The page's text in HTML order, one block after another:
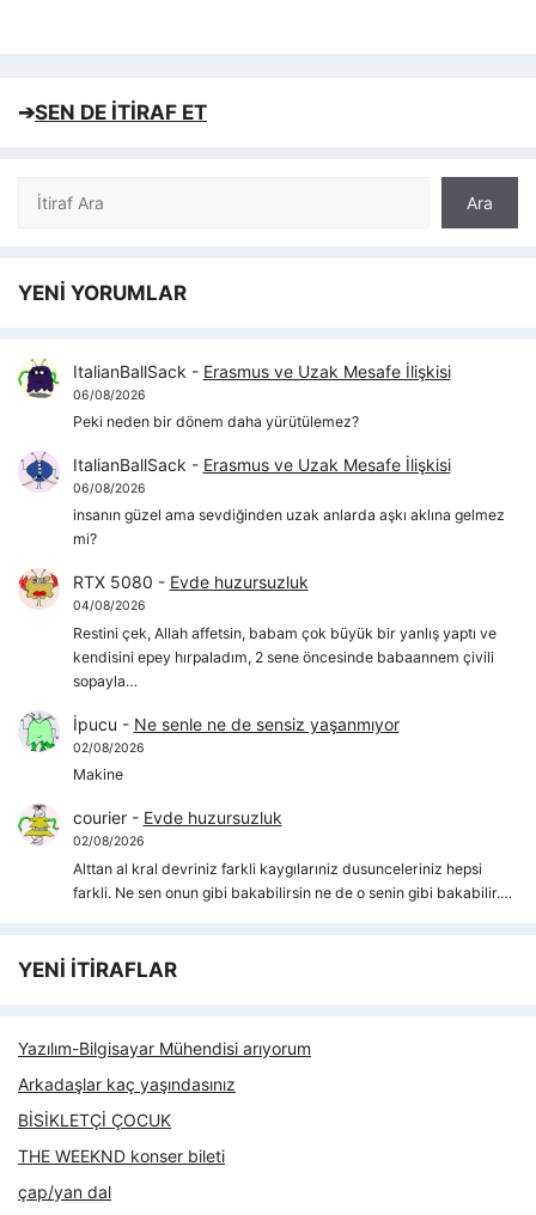
➔SEN DE İTİRAF ET
Ara
Ara
YENİ YORUMLAR
ItalianBallSack - Erasmus ve Uzak Mesafe İlişkisi
06/08/2026
Peki neden bir dönem daha yürütülemez?
ItalianBallSack - Erasmus ve Uzak Mesafe İlişkisi
06/08/2026
insanın güzel ama sevdiğinden uzak anlarda aşkı aklına gelmez
mi?
RTX 5080 - Evde huzursuzluk
04/08/2026
Restini çek, Allah affetsin, babam çok büyük bir yanlış yaptı ve
kendisini epey hırpaladım, 2 sene öncesinde babaannem çivili
sopayla…
İpucu - Ne senle ne de sensiz yaşanmıyor
02/08/2026
Makine
courier- Evde huzursuzluk
02/08/2026
Alttan al kral devriniz farkli kaygılarıniz dusunceleriniz hepsi
farkli. Ne sen onun gibi bakabilirsin ne de o senin gibi bakabilir.…
YENİ İTİRAFLAR
Yazılım-Bilgisayar Mühendisi arıyorum
Arkadaşlar kaç yaşındasınız
BİSİKLETÇİ ÇOCUK
THE WEEKND konser bileti
çap/yan dal